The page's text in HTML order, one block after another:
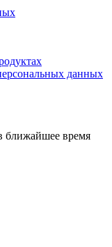
данных
ближайшее время